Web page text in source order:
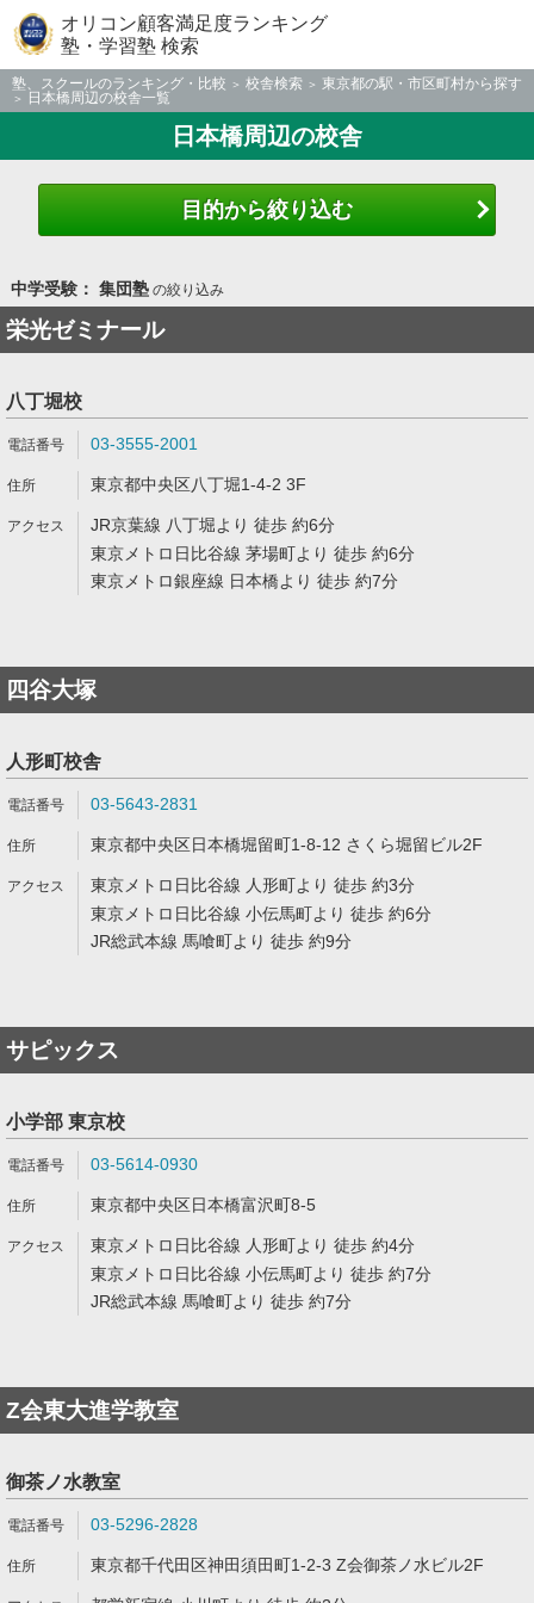
オリコン顧客満足度ランキング
塾・学習塾 検索
塾、スクールのランキング・比較 校舎検索
東京都の駅・市区町村から探す
日本橋周辺の校舎一覧
日本橋周辺の校舎
目的から絞り込む
中学受験： 集団塾の絞り込み
栄光ゼミナール
八丁堀校
03-3555-2001
東京都中央区八丁堀1-4-2 3F
JR京葉線 八丁堀より 徒歩 約6分
東京メトロ日比谷線 茅場町より 徒歩 約6分
東京メトロ銀座線 日本橋より 徒歩 約7分
四谷大塚
人形町校舎
03-5643-2831
東京都中央区日本橋堀留町1-8-12 さくら堀留ビル2F
東京メトロ日比谷線 人形町より 徒歩 約3分
東京メトロ日比谷線 小伝馬町より 徒歩 約6分
JR総武本線 馬喰町より 徒歩 約9分
サピックス
小学部 東京校
03-5614-0930
東京都中央区日本橋富沢町8-5
東京メトロ日比谷線 人形町より 徒歩 約4分
東京メトロ日比谷線 小伝馬町より 徒歩 約7分
JR総武本線 馬喰町より 徒歩 約7分
Z会東大進学教室
御茶ノ水教室
03-5296-2828
東京都千代田区神田須田町1-2-3 Z会御茶ノ水ビル2F